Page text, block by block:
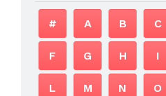
# A B C
F G H I
L M N O